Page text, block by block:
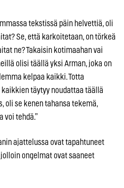
tekstissä päin helvettiä, oli
Se, että karkoitetaan, on törkeä
ne? Takaisin kotimaahan vai
olisi täällä yksi Arman, joka on
kelpaa kaikki. Totta
kaikkien täytyy noudattaa täällä
oli se kenen tahansa tekemä,
voi tehdä.”
ajattelussa ovat tapahtuneet
ongelmat ovat saaneet